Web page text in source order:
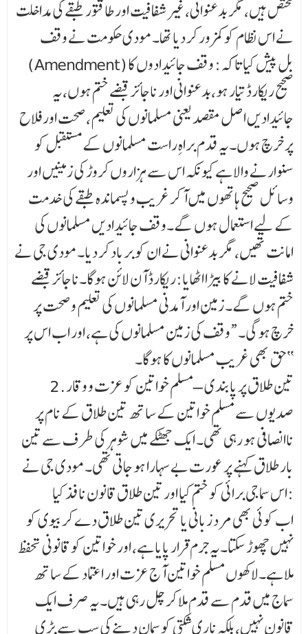
مختص ہیں، مگر بدعنوانی، غیر شفافیت اور طاقتور طبقے کی مداخلت
نے اس نظام کو کمزور کر دیا تھا۔مودی حکومت نے وقف
(Amendment) بل پیش کیا تاکہ: وقف جائیدادوں کا
صحیح ریکارڈ تیار ہو،بدعنوانی اور ناجائز قبضے ختم ہوں،یہ
جائیدادیں اصل مقصد یعنی مسلمانوں کی تعلیم، صحت اور فلاح
پر خرچ ہوں۔یہ قدم براہِ راست مسلمانوں کے مستقبل کو
سنوارنے والا ہے کیونکہ اس سے ہزاروں کروڑ کی زمینیں اور
وسائل صحیح ہاتھوں میں آ کر غریب و پسماندہ طبقے کی خدمت
کے لیے استعمال ہوں گے۔وقف جائیدادیں مسلمانوں کی
امانت تھیں، مگر بدعنوانی نے ان کو برباد کر دیا۔مودی جی نے
شفافیت لانے کا بیڑا اٹھایا:ریکارڈ آن لائن ہوگا۔ناجائز قبضے
ختم ہوں گے۔ زمین اور آمدنی مسلمانوں کی تعلیم و صحت پر
خرچ ہوگی۔ “وقف کی زمین مسلمانوں کی ہے، اور اب اس پر
حق بھی غریب مسلمانوں کا ہوگا۔‘‘
2. تین طلاق پر پابندی – مسلم خواتین کو عزت و وقار
صدیوں سے مسلم خواتین کے ساتھ تین طلاق کے نام پر
ناانصافی ہو رہی تھی۔ ایک جھٹکے میں شوہر کی طرف سے تین
بار طلاق کہنے پر عورت بے سہارا ہو جاتی تھی۔مودی جی نے
اس سماجی برائی کو ختم کیا اور تین طلاق قانون نافذ کیا:
اب کوئی بھی مرد زبانی یا تحریری تین طلاق دے کر بیوی کو
نہیں چھوڑ سکتا۔یہ جرم قرار پایا ہے، اور خواتین کو قانونی تحفظ
ملا ہے۔لاکھوں مسلم خواتین آج عزت اور اعتماد کے ساتھ
سماج میں قدم سے قدم ملا کر چل رہی ہیں۔یہ صرف ایک
قانون نہیں، بلکہ ناری شکتی کو سمان دینے کی سب سے بڑی